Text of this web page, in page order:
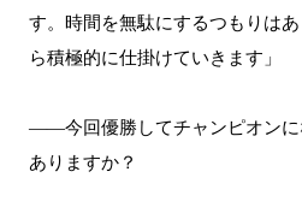
す。時間を無駄にするつもりは
ら積極的に仕掛けていきます」
――今回優勝してチャンピオンに
ありますか？